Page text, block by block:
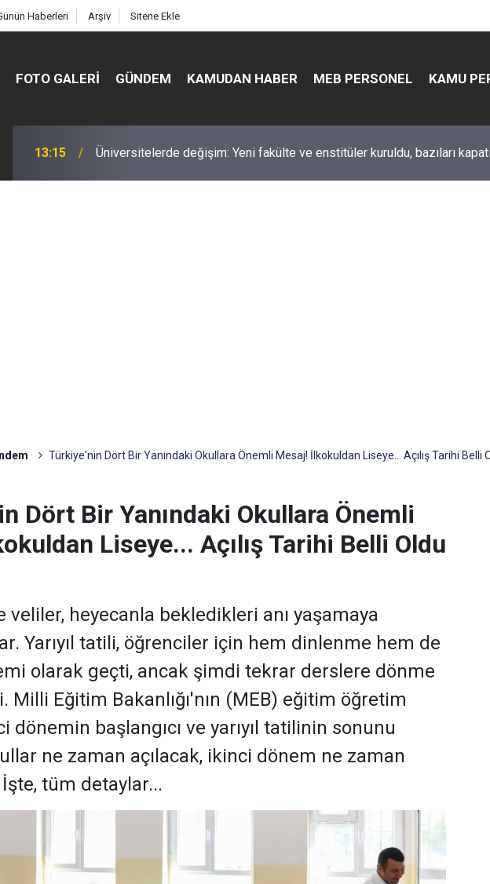
Haberleri Arşiv Sitene Ekle
FOTO GALERI GÜNDEM KAMUDAN HABER MEB PERSONEL KAMU
13:00 MEB’de üst düzey değişim: Genel müdürler değişti, yeni isimler atandı
Türkiye'nin Dört Bir Yanındaki Okullara Önemli Mesaj! İlkokuldan Liseye... Açılış Tarihi Belli
Dört Bir Yanındaki Okullara Önemli
Liseye... Açılış Tarihi Belli Oldu
veliler, heyecanla bekledikleri anı yaşamaya
Yarıyıl tatili, öğrenciler için hem dinlenme hem de
olarak geçti, ancak şimdi tekrar derslere dönme
Milli Eğitim Bakanlığı'nın (MEB) eğitim öğretim
dönemin başlangıcı ve yarıyıl tatilinin sonunu
ne zaman açılacak, ikinci dönem ne zaman
tüm detaylar...